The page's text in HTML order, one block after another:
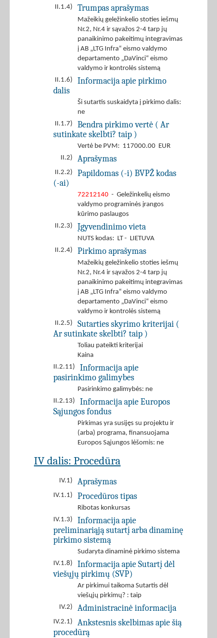
II.1.4) Trumpas aprašymas
Mažeikių geležinkelio stoties iešmų
Nr.2, Nr.4 ir sąvažos 2-4 tarp jų
panaikinimo pakeitimų integravimas
į AB „LTG Infra“ eismo valdymo
departamento „DaVinci“ eismo
valdymo ir kontrolės sistemą
II.1.6)
Informacija apie pirkimo
dalis
Ši sutartis suskaidyta į pirkimo dalis:
ne
II.1.7)
Bendra pirkimo vertė ( Ar
sutinkate skelbti? taip )
Vertė be PVM: 117000.00 EUR
II.2)
Aprašymas
II.2.2)
Papildomas (-i) BVPŽ kodas
(-ai)
72212140 - Geležinkelių eismo
valdymo programinės įrangos
kūrimo paslaugos
II.2.3)
Įgyvendinimo vieta
NUTS kodas: LT - LIETUVA
II.2.4)
Pirkimo aprašymas
Mažeikių geležinkelio stoties iešmų
Nr.2, Nr.4 ir sąvažos 2-4 tarp jų
panaikinimo pakeitimų integravimas
į AB „LTG Infra“ eismo valdymo
departamento „DaVinci“ eismo
valdymo ir kontrolės sistemą
II.2.5)
Sutarties skyrimo kriterijai (
Ar sutinkate skelbti? taip )
Toliau pateikti kriterijai
Kaina
II.2.11)
Informacija apie
pasirinkimo galimybes
Pasirinkimo galimybės: ne
II.2.13)
Informacija apie Europos
Sąjungos fondus
Pirkimas yra susijęs su projektu ir
(arba) programa, finansuojama
Europos Sąjungos lėšomis: ne
IV dalis: Procedūra
IV.1) Aprašymas
IV.1.1) Procedūros tipas
Ribotas konkursas
IV.1.3)
Informacija apie
preliminariąją sutartį arba dinaminę
pirkimo sistemą
Sudaryta dinaminė pirkimo sistema
IV.1.8)
Informacija apie Sutartį dėl
viešųjų pirkimų (SVP)
Ar pirkimui taikoma Sutartis dėl
viešųjų pirkimų? : taip
IV.2)
Administracinė informacija
IV.2.1)
Ankstesnis skelbimas apie šią
procedūrą